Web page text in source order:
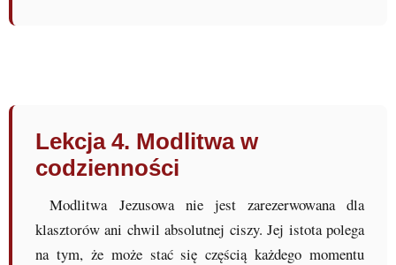
Lekcja 4. Modlitwa w
codzienności
Modlitwa Jezusowa nie jest zarezerwowana dla
klasztorów ani chwil absolutnej ciszy. Jej istota polega
na tym, że może stać się częścią każdego momentu